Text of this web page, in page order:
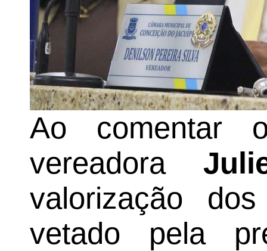
Ao comentar
vereadora
valorização
vetado pela